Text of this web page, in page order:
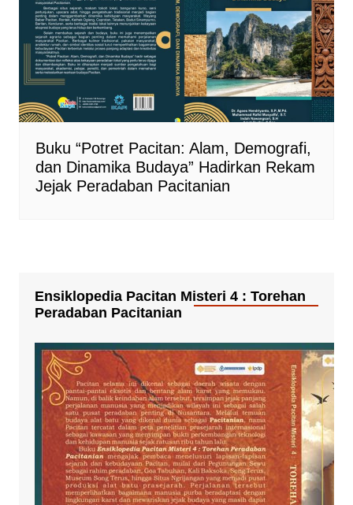
Buku “Potret Pacitan: Alam, Demografi,
dan Dinamika Budaya” Hadirkan Rekam
Jejak Peradaban Pacitanian
Ensiklopedia Pacitan Misteri 4 : Torehan
Peradaban Pacitanian